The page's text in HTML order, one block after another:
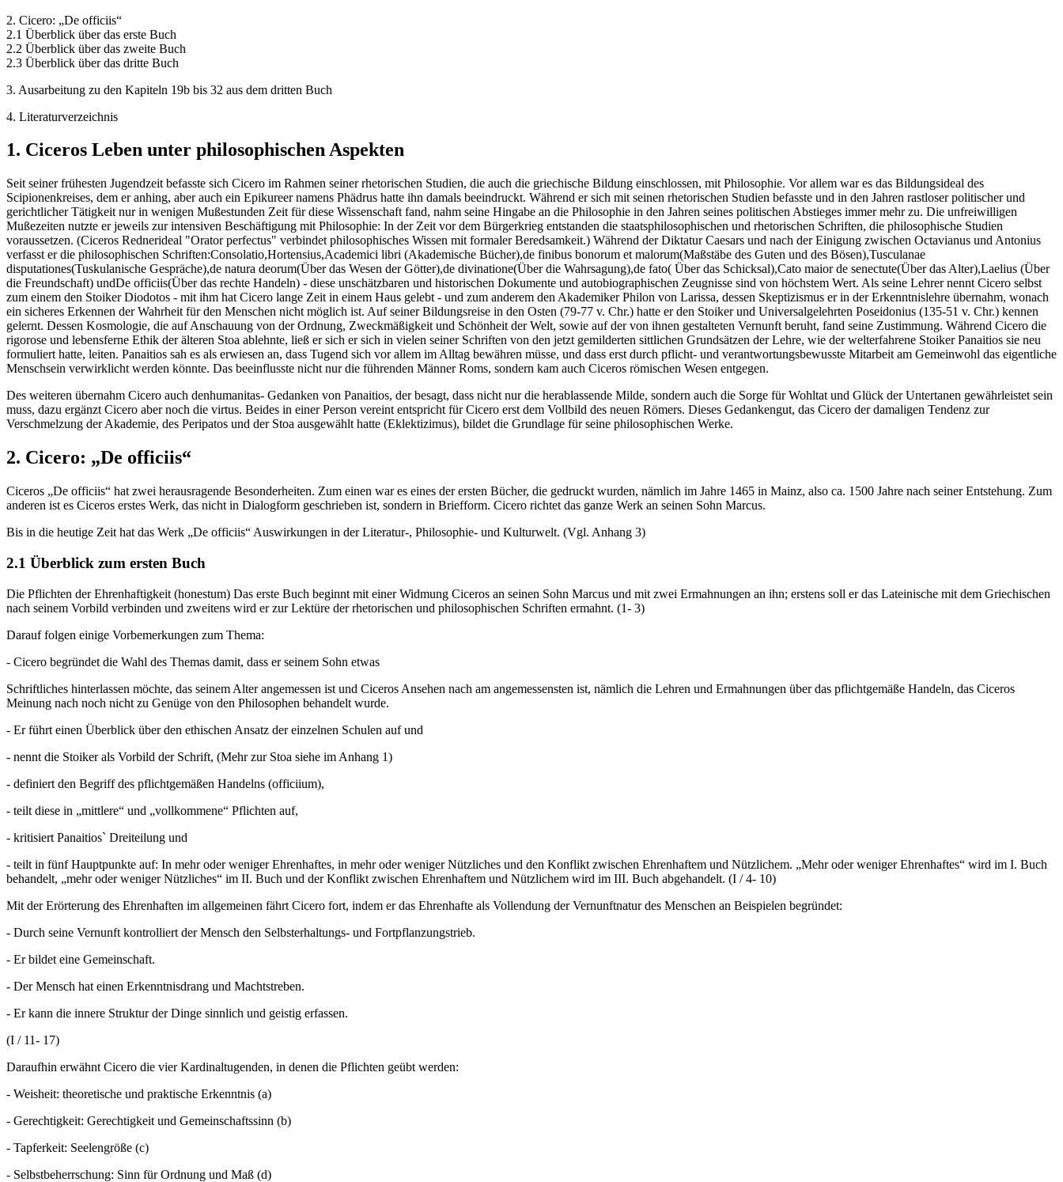
2. Cicero: „De officiis“
2.1 Überblick über das erste Buch
2.2 Überblick über das zweite Buch
2.3 Überblick über das dritte Buch
3. Ausarbeitung zu den Kapiteln 19b bis 32 aus dem dritten Buch
4. Literaturverzeichnis
1. Ciceros Leben unter philosophischen Aspekten
Seit seiner frühesten Jugendzeit befasste sich Cicero im Rahmen seiner rhetorischen Studien, die auch die griechische Bildung einschlossen, mit Philosophie. Vor allem war es das Bildungsideal des
Scipionenkreises, dem er anhing, aber auch ein Epikureer namens Phädrus hatte ihn damals beeindruckt. Während er sich mit seinen rhetorischen Studien befasste und in den Jahren rastloser politischer und
gerichtlicher Tätigkeit nur in wenigen Mußestunden Zeit für diese Wissenschaft fand, nahm seine Hingabe an die Philosophie in den Jahren seines politischen Abstieges immer mehr zu. Die unfreiwilligen
Mußezeiten nutzte er jeweils zur intensiven Beschäftigung mit Philosophie: In der Zeit vor dem Bürgerkrieg entstanden die staatsphilosophischen und rhetorischen Schriften, die philosophische Studien
voraussetzen. (Ciceros Rednerideal "Orator perfectus" verbindet philosophisches Wissen mit formaler Beredsamkeit.) Während der Diktatur Caesars und nach der Einigung zwischen Octavianus und Antonius
verfasst er die philosophischen Schriften:Consolatio,Hortensius,Academici libri (Akademische Bücher),de finibus bonorum et malorum(Maßstäbe des Guten und des Bösen),Tusculanae
disputationes(Tuskulanische Gespräche),de natura deorum(Über das Wesen der Götter),de divinatione(Über die Wahrsagung),de fato( Über das Schicksal),Cato maior de senectute(Über das Alter),Laelius (Über
die Freundschaft) undDe officiis(Über das rechte Handeln) - diese unschätzbaren und historischen Dokumente und autobiographischen Zeugnisse sind von höchstem Wert. Als seine Lehrer nennt Cicero selbst
zum einem den Stoiker Diodotos - mit ihm hat Cicero lange Zeit in einem Haus gelebt - und zum anderem den Akademiker Philon von Larissa, dessen Skeptizismus er in der Erkenntnislehre übernahm, wonach
ein sicheres Erkennen der Wahrheit für den Menschen nicht möglich ist. Auf seiner Bildungsreise in den Osten (79-77 v. Chr.) hatte er den Stoiker und Universalgelehrten Poseidonius (135-51 v. Chr.) kennen
gelernt. Dessen Kosmologie, die auf Anschauung von der Ordnung, Zweckmäßigkeit und Schönheit der Welt, sowie auf der von ihnen gestalteten Vernunft beruht, fand seine Zustimmung. Während Cicero die
rigorose und lebensferne Ethik der älteren Stoa ablehnte, ließ er sich er sich in vielen seiner Schriften von den jetzt gemilderten sittlichen Grundsätzen der Lehre, wie der welterfahrene Stoiker Panaitios sie neu
formuliert hatte, leiten. Panaitios sah es als erwiesen an, dass Tugend sich vor allem im Alltag bewähren müsse, und dass erst durch pflicht- und verantwortungsbewusste Mitarbeit am Gemeinwohl das eigentliche
Menschsein verwirklicht werden könnte. Das beeinflusste nicht nur die führenden Männer Roms, sondern kam auch Ciceros römischen Wesen entgegen.
Des weiteren übernahm Cicero auch denhumanitas- Gedanken von Panaitios, der besagt, dass nicht nur die herablassende Milde, sondern auch die Sorge für Wohltat und Glück der Untertanen gewährleistet sein
muss, dazu ergänzt Cicero aber noch die virtus. Beides in einer Person vereint entspricht für Cicero erst dem Vollbild des neuen Römers. Dieses Gedankengut, das Cicero der damaligen Tendenz zur
Verschmelzung der Akademie, des Peripatos und der Stoa ausgewählt hatte (Eklektizimus), bildet die Grundlage für seine philosophischen Werke.
2. Cicero: „De officiis“
Ciceros „De officiis“ hat zwei herausragende Besonderheiten. Zum einen war es eines der ersten Bücher, die gedruckt wurden, nämlich im Jahre 1465 in Mainz, also ca. 1500 Jahre nach seiner Entstehung. Zum
anderen ist es Ciceros erstes Werk, das nicht in Dialogform geschrieben ist, sondern in Briefform. Cicero richtet das ganze Werk an seinen Sohn Marcus.
Bis in die heutige Zeit hat das Werk „De officiis“ Auswirkungen in der Literatur-, Philosophie- und Kulturwelt. (Vgl. Anhang 3)
2.1 Überblick zum ersten Buch
Die Pflichten der Ehrenhaftigkeit (honestum) Das erste Buch beginnt mit einer Widmung Ciceros an seinen Sohn Marcus und mit zwei Ermahnungen an ihn; erstens soll er das Lateinische mit dem Griechischen
nach seinem Vorbild verbinden und zweitens wird er zur Lektüre der rhetorischen und philosophischen Schriften ermahnt. (1- 3)
Darauf folgen einige Vorbemerkungen zum Thema:
- Cicero begründet die Wahl des Themas damit, dass er seinem Sohn etwas
Schriftliches hinterlassen möchte, das seinem Alter angemessen ist und Ciceros Ansehen nach am angemessensten ist, nämlich die Lehren und Ermahnungen über das pflichtgemäße Handeln, das Ciceros
Meinung nach noch nicht zu Genüge von den Philosophen behandelt wurde.
- Er führt einen Überblick über den ethischen Ansatz der einzelnen Schulen auf und
- nennt die Stoiker als Vorbild der Schrift, (Mehr zur Stoa siehe im Anhang 1)
- definiert den Begriff des pflichtgemäßen Handelns (officiium),
- teilt diese in „mittlere“ und „vollkommene“ Pflichten auf,
- kritisiert Panaitios` Dreiteilung und
- teilt in fünf Hauptpunkte auf: In mehr oder weniger Ehrenhaftes, in mehr oder weniger Nützliches und den Konflikt zwischen Ehrenhaftem und Nützlichem. „Mehr oder weniger Ehrenhaftes“ wird im I. Buch
behandelt, „mehr oder weniger Nützliches“ im II. Buch und der Konflikt zwischen Ehrenhaftem und Nützlichem wird im III. Buch abgehandelt. (I / 4- 10)
Mit der Erörterung des Ehrenhaften im allgemeinen fährt Cicero fort, indem er das Ehrenhafte als Vollendung der Vernunftnatur des Menschen an Beispielen begründet:
- Durch seine Vernunft kontrolliert der Mensch den Selbsterhaltungs- und Fortpflanzungstrieb.
- Er bildet eine Gemeinschaft.
- Der Mensch hat einen Erkenntnisdrang und Machtstreben.
- Er kann die innere Struktur der Dinge sinnlich und geistig erfassen.
(I / 11- 17)
Daraufhin erwähnt Cicero die vier Kardinaltugenden, in denen die Pflichten geübt werden:
- Weisheit: theoretische und praktische Erkenntnis (a)
- Gerechtigkeit: Gerechtigkeit und Gemeinschaftssinn (b)
- Tapferkeit: Seelengröße (c)
- Selbstbeherrschung: Sinn für Ordnung und Maß (d)